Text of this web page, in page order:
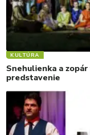
KULTÚRA
Snehulienka a
predstavenie